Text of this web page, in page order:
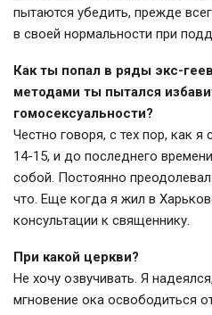
пытаются убедить, прежде
в своей нормальности при
Как ты попал в ряды экс-
методами ты пытался
гомосексуальности?
Честно говоря, с тех пор, как
14-15, и до последнего
собой. Постоянно
что. Еще когда я жил в
консультации к священнику.
При какой церкви?
Не хочу озвучивать. Я
мгновение ока освободиться